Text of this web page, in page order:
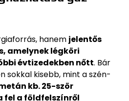
hanem jelentős
amelynek légköri
évtizedekben nőtt. Bár
sokkal kisebb, mint a szén-
kb. 25-ször
fel a földfelszínről